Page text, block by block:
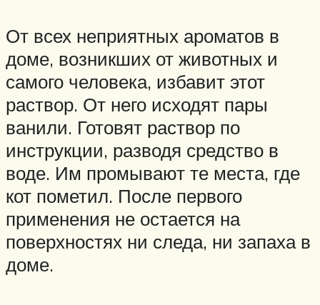
От всех неприятных ароматов в
доме, возникших от животных и
самого человека, избавит этот
раствор. От него исходят пары
ванили. Готовят раствор по
инструкции, разводя средство в
воде. Им промывают те места, где
кот пометил. После первого
применения не остается на
поверхностях ни следа, ни запаха в
доме.